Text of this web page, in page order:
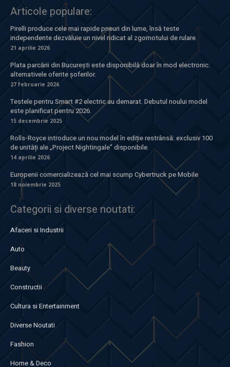
Articole populare:
Pirelli produce cele mai rapide pneuri din lume, însă teste
independente dezvăluie un nivel ridicat al zgomotului de rulare.
21 aprilie 2026
Plata parcării din București este disponibilă doar în mod electronic:
alternativele oferite șoferilor.
27 februarie 2026
Testele pentru Smart #2 electric au demarat. Debutul noului model
este planificat pentru 2026.
15 decembrie 2025
Rolls-Royce introduce un nou model în ediție restrânsă: exclusiv 100
de unități ale „Project Nightingale” disponibile.
14 aprilie 2026
Europenii comercializează cel mai scump Cybertruck pe Mobile
18 noiembrie 2025
Categorii si diverse noutati:
Afaceri si Industrii
Auto
Beauty
Constructii
Cultura si Entertainment
Diverse Noutati
Fashion
Home & Deco